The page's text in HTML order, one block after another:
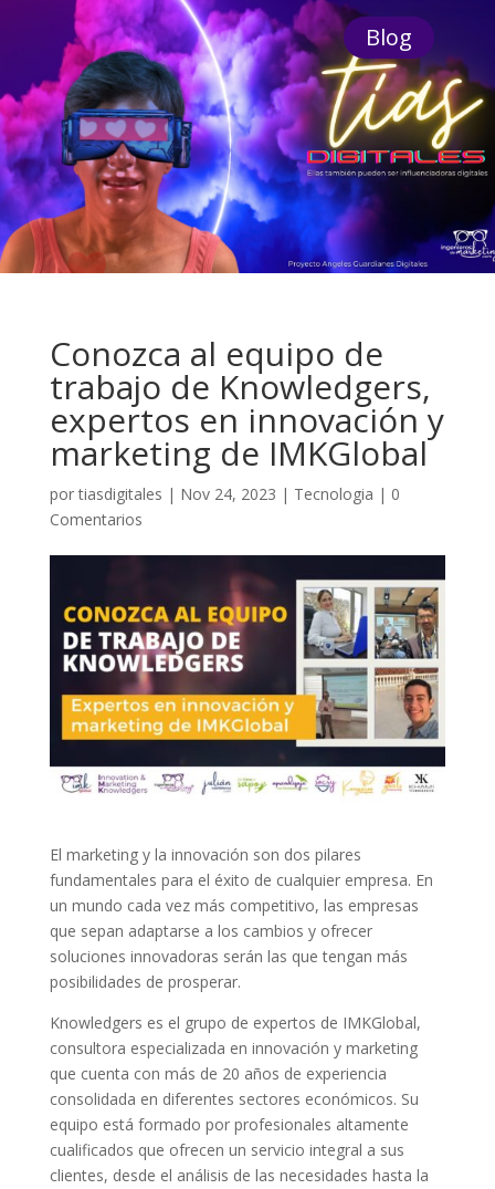
Blog
Conozca al equipo de
trabajo de Knowledgers,
expertos en innovación y
marketing de IMKGlobal
portiasdigitales | Nov 24, 2023 | Tecnologia | 0
Comentarios
El marketing y la innovación son dos pilares
fundamentales para el éxito de cualquier empresa. En
un mundo cada vez más competitivo, las empresas
que sepan adaptarse a los cambios y ofrecer
soluciones innovadoras serán las que tengan más
posibilidades de prosperar.
Knowledgers es el grupo de expertos de IMKGlobal,
consultora especializada en innovación y marketing
que cuenta con más de 20 años de experiencia
consolidada en diferentes sectores económicos. Su
equipo está formado por profesionales altamente
cualificados que ofrecen un servicio integral a sus
clientes, desde el análisis de las necesidades hasta la